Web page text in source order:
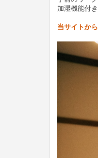
加湿機能付
当サイトか